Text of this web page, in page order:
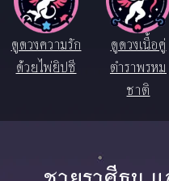
ดูดวงความรัก
ด้วยไพ่ยิปซี
ดูดวงเนื้อคู่
ตำราพรหม
ชาติ